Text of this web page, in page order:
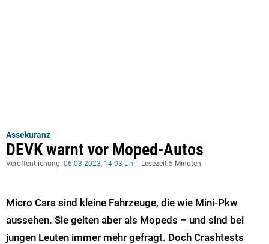
Assekuranz
DEVK warnt vor Moped-Autos
Veröffentlichung: 06.03.2023, 14:03 Uhr - Lesezeit 5 Minuten
Micro Cars sind kleine Fahrzeuge, die wie Mini-Pkw
aussehen. Sie gelten aber als Mopeds – und sind bei
jungen Leuten immer mehr gefragt. Doch Crashtests